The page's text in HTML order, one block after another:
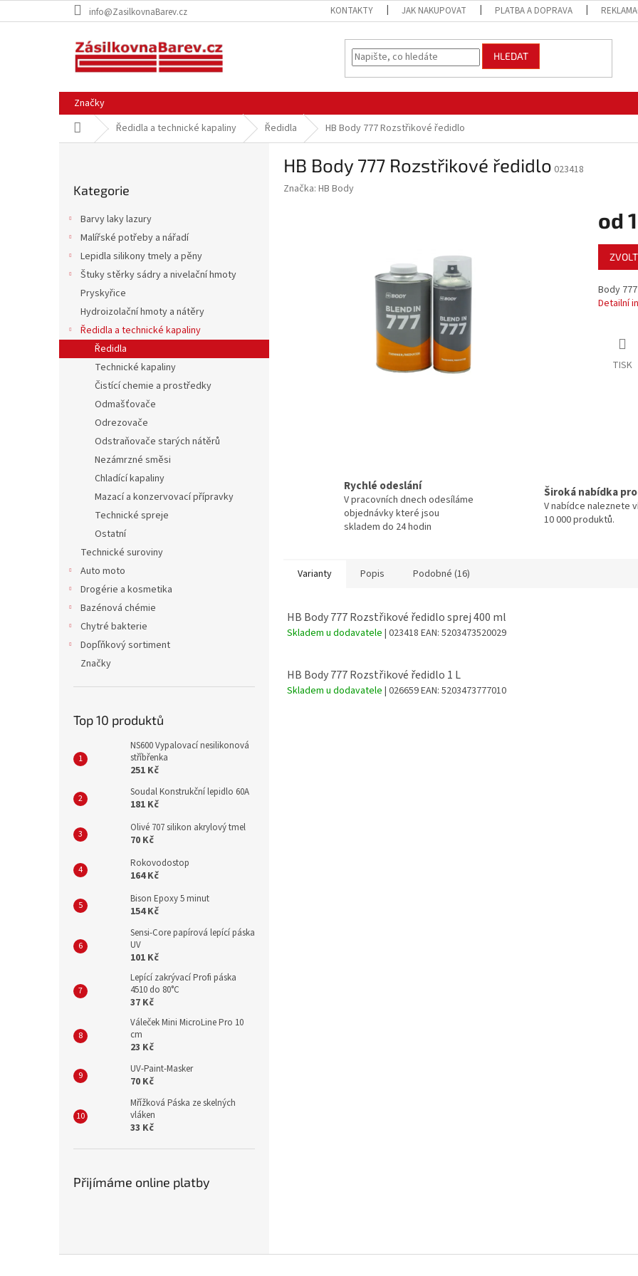
na
info@ZasilkovnaBarev.cz KONTAKTY JAK NAKUPOVAT PLATBA A DOPRAVA
HLEDAT
Značky
Domů Ředidla a technické kapaliny Ředidla HB Body 777 Rozstřikové ředidlo
e
l
kategorie
Kategorie
Barvy laky lazury
Malířské potřeby a nářadí
Lepidla silikony tmely a pěny
Štuky stěrky sádry a nivelační hmoty
Pryskyřice
Hydroizolační hmoty a nátěry
Ředidla a technické kapaliny
Ředidla
Technické kapaliny
Čistící chemie a prostředky
Odmašťovače
Odrezovače
Odstraňovače starých nátěrů
Nezámrzné směsi
Chladící kapaliny
Mazací a konzervovací přípravky
Technické spreje
Ostatní
Technické suroviny
Auto moto
Drogérie a kosmetika
Bazénová chémie
Chytré bakterie
Dopľňkový sortiment
Značky
Top 10 produktů
NS600 Vypalovací nesilikonová
stříbřenka
251 Kč
Soudal Konstrukční lepidlo 60A
181 Kč
Olivé 707 silikon akrylový tmel
70 Kč
Rokovodostop
164 Kč
Bison Epoxy 5 minut
154 Kč
Sensi-Core papírová lepící páska
UV
101 Kč
Lepící zakrývací Profi páska
4510 do 80°C
37 Kč
Váleček Mini MicroLine Pro 10
cm
23 Kč
UV-Paint-Masker
70 Kč
Mřížková Páska ze skelných
vláken
33 Kč
Přijímáme online platby
HB Body 777 Rozstřikové ředidlo 023418
Značka: HB Body
od
Měrná
cena:
Body
Detailní
TISK
Rychlé odeslání
V pracovních dnech odesíláme
objednávky které jsou
skladem do 24 hodin
Široká nabídka
V nabídce naleznete
10 000 produktů.
Varianty Popis Podobné (16)
HB Body 777 Rozstřikové ředidlo sprej 400 ml
Skladem u dodavatele | 023418 EAN: 5203473520029
HB Body 777 Rozstřikové ředidlo 1 L
Skladem u dodavatele | 026659EAN: 5203473777010